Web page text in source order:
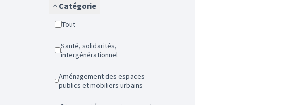
Catégorie
Tout
Santé, solidarités,
intergénérationnel
Aménagement des espaces
publics et mobiliers urbains